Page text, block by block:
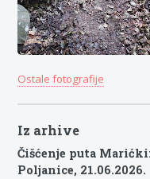
Ostale fotografije
Iz arhive
Čišćenje puta
Poljanice, 21.06.2026.